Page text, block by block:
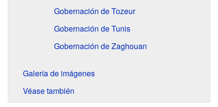
Gobernación de Tozeur
Gobernación de Tunis
Gobernación de Zaghouan
Galería de imágenes
Véase también